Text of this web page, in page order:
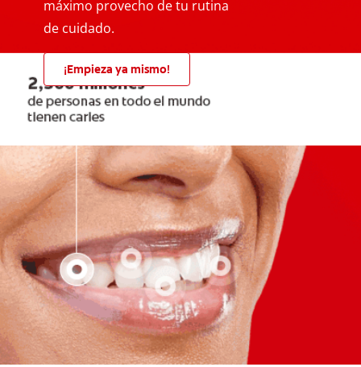
máximo provecho de tu rutina
de cuidado.
¡Empieza ya mismo!